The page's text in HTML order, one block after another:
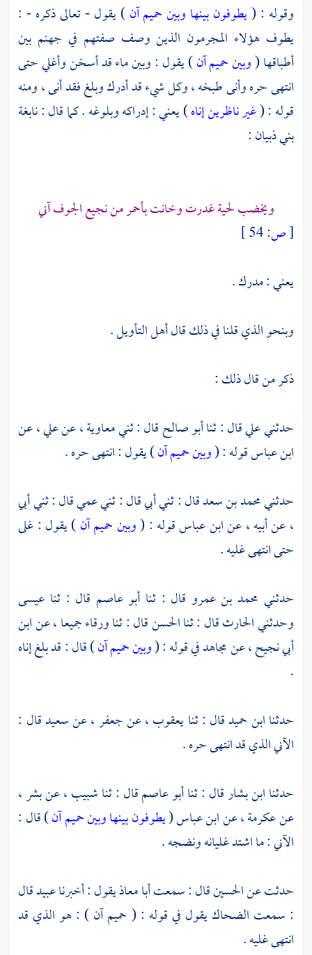
وقوله : (يطوفون بينها وبين حميم آن) يقول - تعالى ذكره - :
يطوف هؤلاء المجرمون الذين وصف صفتهم في جهنم بين
أطباقها (وبين حميم آن) يقول : وبين ماء قد أسخن وأغلي حتى
انتهى حره وأنى طبخه ، وكل شيء قد أدرك وبلغ فقد أنى ، ومنه
قوله : (غير ناظرين إناه) يعني : إدراكه وبلوغه . كما قال :نابغة
بني ذبيان:
ويخضب لحية غدرت وخانت بأحمر من نجيع الجوف آني
[ص:
يعني : مدرك .
وبنحو الذي قلنا في ذلك قال أهل التأويل .
ذكر من قال ذلك :
حدثنيعليقال : ثناأبو صالحقال : ثنيمعاوية، عنعلي، عن
ابن عباسقوله : (وبين حميم آن) يقول : انتهى حره .
حدثنيمحمد بن سعدقال : ثني أبي قال : ثني عمي قال : ثني أبي
، عن أبيه ، عنابن عباسقوله : (وبين حميم آن) يقول : غلى
حتى انتهى غليه .
حدثني محمد بن عمرو قال : ثنا أبو عاصم قال : ثنا عيسى
وحدثنيالحارثقال : ثناالحسنقال : ثناورقاءجميعا ، عنابن
أبي نجيح، عنمجاهدفي قوله : (وبين حميم آن) قال : قد بلغ إناه
.
حدثناابن حميدقال : ثنايعقوب، عنجعفر، عنسعيدقال :
الآني الذي قد انتهى حره .
حدثناابن بشارقال : ثناأبو عاصمقال : ثناشبيب، عنبشر،
عنعكرمة، عنابن عباس(يطوفون بينها وبين حميم آن) قال :
الآني : ما اشتد غليانه ونضجه .
حدثت عنالحسينقال : سمعتأبا معاذيقول : أخبرناعبيدقال
: سمعت الضحاكيقول في قوله : ( حميم آن ) : هو الذي قد
انتهى غليه .